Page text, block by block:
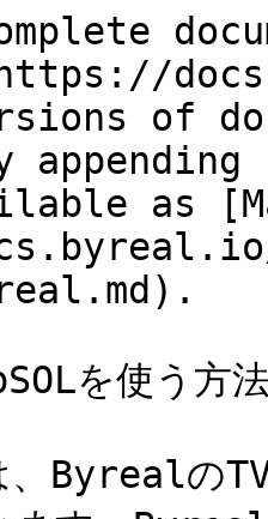
of
as
を使う方
、Byrealの